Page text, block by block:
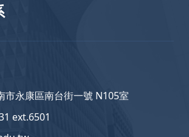
市永康區南台街一號 N105室
ext.6501